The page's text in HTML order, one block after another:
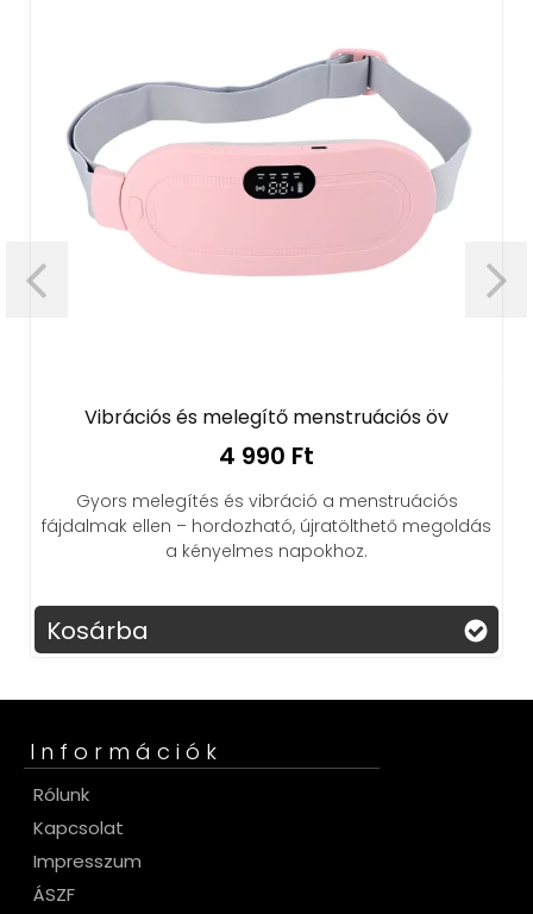
Vibrációs és melegítő menstruációs öv
4 990 Ft
Gyors melegítés és vibráció a menstruációs
ellen – hordozható, újratölthető megoldás
a kényelmes napokhoz.
Információk
Rólunk
Kapcsolat
Impresszum
ÁSZF